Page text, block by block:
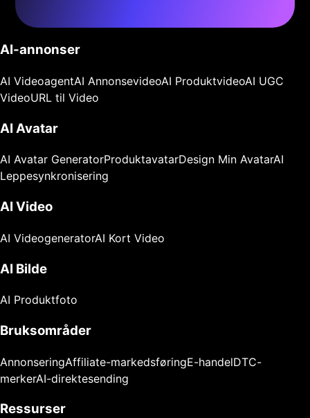
AI-annonser
AI VideoagentAI AnnonsevideoAI ProduktvideoAI UGC
VideoURL til Video
AI Avatar
AI Avatar GeneratorProduktavatarDesign Min AvatarAI
Leppesynkronisering
AI Video
AI VideogeneratorAI Kort Video
AI Bilde
AI Produktfoto
Bruksområder
AnnonseringAffiliate-markedsføringE-handelDTC-
merkerAI-direktesending
Ressurser